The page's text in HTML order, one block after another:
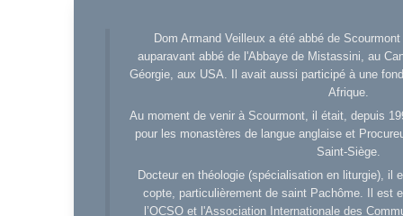
Dom Armand Veilleux a été abbé de
auparavant abbé de l'Abbaye de Mistassini, au
Géorgie, aux USA. Il avait aussi participé à une
Afrique.
Au moment de venir à Scourmont, il était, depuis
pour les monastères de langue anglaise et
Saint-Siège.
Docteur en théologie (spécialisation en liturgie), il
copte, particulièrement de saint Pachôme. Il est
l’OCSO et l'Association Internationale des